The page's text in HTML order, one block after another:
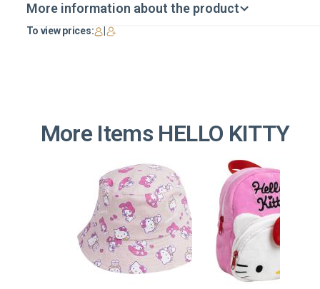
More information about the product
To view prices:
More Items HELLO KITTY